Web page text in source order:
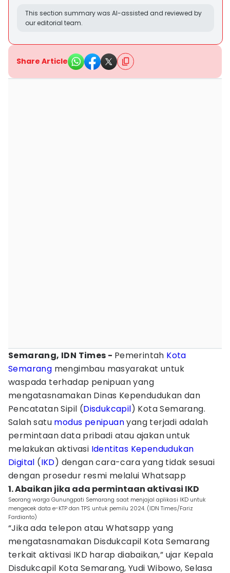
This section summary was AI-assisted and reviewed by
our editorial team.
Share Article
Semarang, IDN Times - Pemerintah Kota
Semarang mengimbau masyarakat untuk
waspada terhadap penipuan yang
mengatasnamakan Dinas Kependudukan dan
Pencatatan Sipil (Disdukcapil) Kota Semarang.
Salah satu modus penipuanyang terjadi adalah
permintaan data pribadi atau ajakan untuk
melakukan aktivasi Identitas Kependudukan
Digital (IKD) dengan cara-cara yang tidak sesuai
dengan prosedur resmi melalui Whatsapp
1. Abaikan jika ada permintaan aktivasi IKD
Seorang warga Gunungpati Semarang saat menjajal aplikasi IKD untuk
mengecek data e-KTP dan TPS untuk pemilu 2024. (IDN Times/Fariz
Fardianto)
“Jika ada telepon atau Whatsapp yang
mengatasnamakan Disdukcapil Kota Semarang
terkait aktivasi IKD harap diabaikan,” ujar Kepala
Disdukcapil Kota Semarang, Yudi Wibowo, Selasa